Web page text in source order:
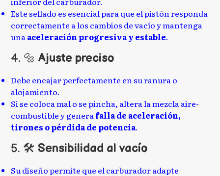
Este sellado es esencial para que el pistón responda
correctamente a los cambios de vacío y mantenga
unaaceleración progresiva y estable.
4. 🔩Ajuste preciso
Debe encajar perfectamente en su ranura o
alojamiento.
Si se coloca mal o se pincha, altera la mezcla aire-
combustible y generafalla de aceleración,
tirones o pérdida de potencia.
5. 🛠️ Sensibilidad al vacío
Su diseño permite que el carburador adapte